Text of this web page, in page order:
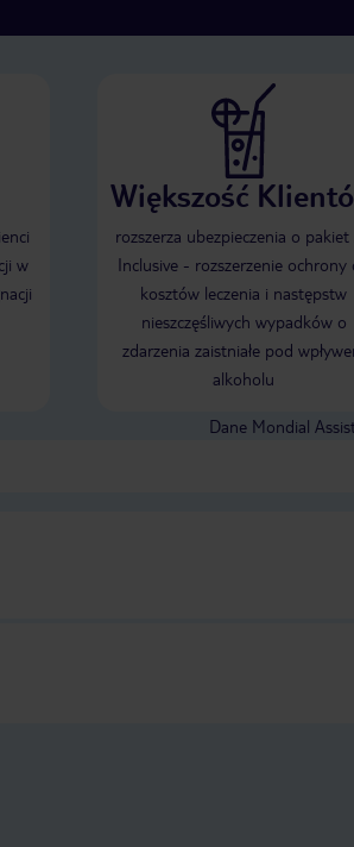
w
Większość
rozszerza ubezpieczenia o pakiet
Inclusive - rozszerzenie ochrony
kosztów leczenia i następstw
nieszczęśliwych wypadków o
zdarzenia zaistniałe pod
alkoholu
Dane Mondial